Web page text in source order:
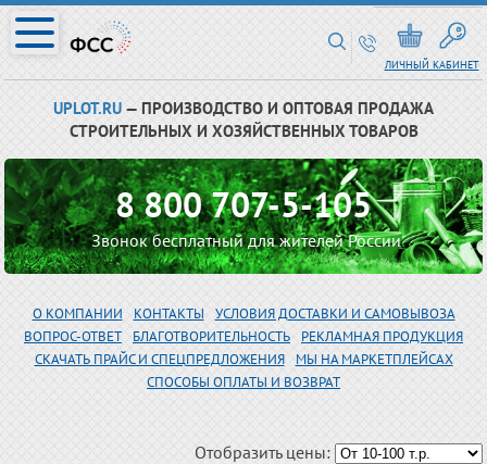
ЛИЧНЫЙ КАБИНЕТ
UPLOT.RU — ПРОИЗВОДСТВО И ОПТОВАЯ ПРОДАЖА
СТРОИТЕЛЬНЫХ И ХОЗЯЙСТВЕННЫХ ТОВАРОВ
8 800 707-5-105
Звонок бесплатный для жителей России
О КОМПАНИИ КОНТАКТЫ
УСЛОВИЯ ДОСТАВКИ И САМОВЫВОЗА
ВОПРОС-ОТВЕТ
БЛАГОТВОРИТЕЛЬНОСТЬ
РЕКЛАМНАЯ ПРОДУКЦИЯ
СКАЧАТЬ ПРАЙС И СПЕЦПРЕДЛОЖЕНИЯ
МЫ НА МАРКЕТПЛЕЙСАХ
СПОСОБЫ ОПЛАТЫ И ВОЗВРАТ
Отобразить цены: